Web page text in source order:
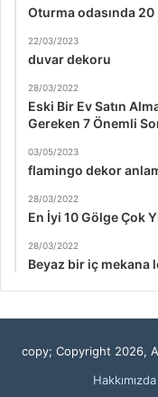
Oturma odasında
22/03/2023
duvar dekoru
28/03/2022
Eski Bir Ev Satın
Gereken 7 Önemli
03/05/2023
flamingo dekor
28/03/2022
En İyi 10 Gölge Çok
28/03/2022
Beyaz bir iç mekana
copy; Copyright 2026,
Hakkımızda